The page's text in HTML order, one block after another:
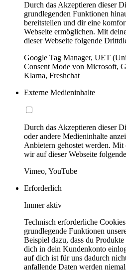
Durch das Akzeptieren dieser
grundlegenden Funktionen
bereitstellen und dir eine
Webseite ermöglichen. Mit
dieser Webseite folgende
Google Tag Manager, UET
Consent Mode von Microsoft,
Klarna, Freshchat
Externe Medieninhalte
Durch das Akzeptieren dieser
oder andere Medieninhalte
Anbietern gehostet werden.
wir auf dieser Webseite
Vimeo, YouTube
Erforderlich
Immer aktiv
Technisch erforderliche
grundlegende Funktionen
Beispiel dazu, dass du
dich in dein Kundenkonto
auf dich ist für uns dadurch
anfallende Daten werden